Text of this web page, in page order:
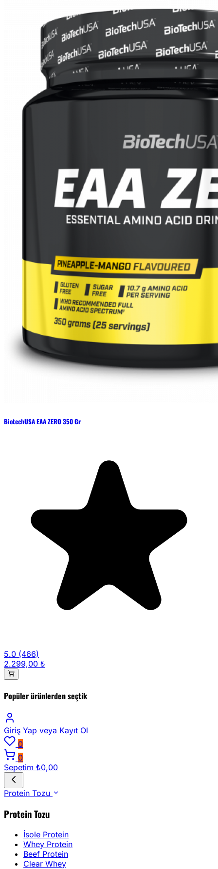
BiotechUSA EAA ZERO 350 Gr
5.0 (466)
2.299,00 ₺
Popüler ürünlerden seçtik
Giriş Yap veya Kayıt Ol
0
0
Sepetim ₺0,00
Protein Tozu
Protein Tozu
İsole Protein
Whey Protein
Beef Protein
Clear Whey